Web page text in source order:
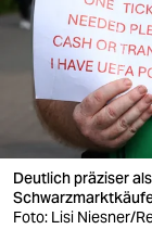
verlag
verlag
veranstaltungen
shop
fragen & hilfe
Deutlich präziser
Foto: Lisi Niesner/